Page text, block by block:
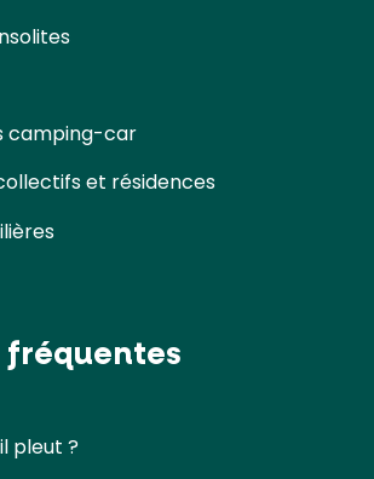
camping-car
et résidences
fréquentes
pleut ?